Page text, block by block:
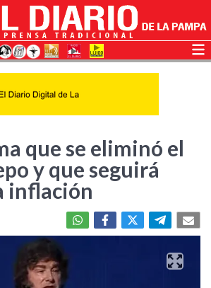
que se eliminó el
y que seguirá
inflación